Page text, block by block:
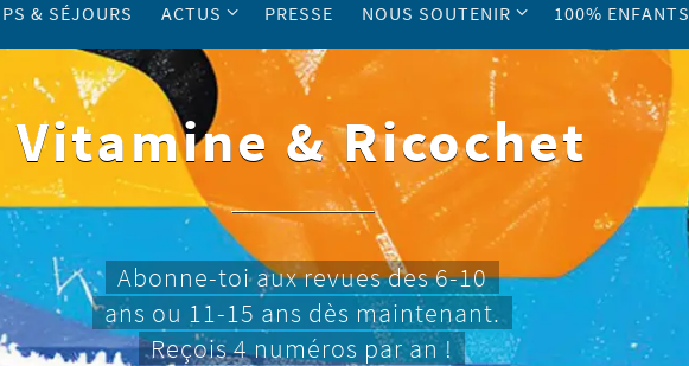
& SÉJOURS ACTUS PRESSE NOUS SOUTENIR 100% ENFANTS
Vitamine & Ricochet
Abonne-toi aux revues des 6-10
ans ou 11-15 ans dès maintenant.
Reçois 4 numéros par an !